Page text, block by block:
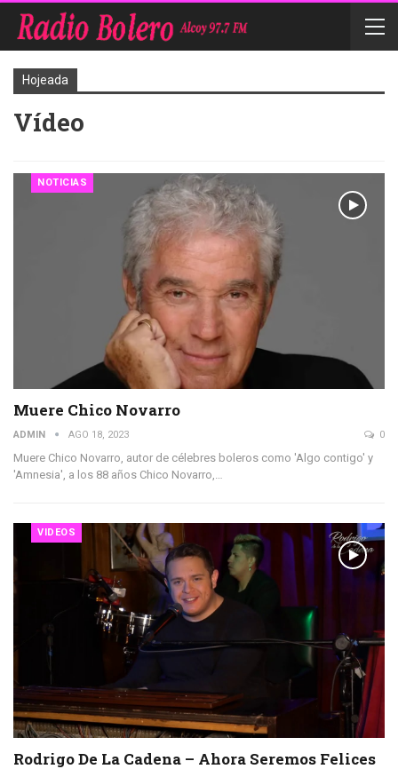
Hojeada
Vídeo
NOTICIAS
Muere Chico Novarro
ADMIN AGO 18, 2023 0
Muere Chico Novarro, autor de célebres boleros como 'Algo contigo' y
'Amnesia', a los 88 años Chico Novarro,…
VIDEOS
Rodrigo De La Cadena – Ahora Seremos Felices